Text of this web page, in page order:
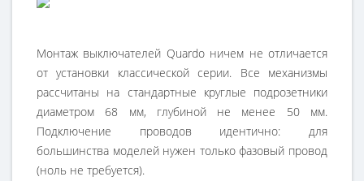
Монтаж выключателей Quardo ничем не отличается
от установки классической серии. Все механизмы
рассчитаны на стандартные круглые подрозетники
диаметром 68 мм, глубиной не менее 50 мм.
Подключение проводов идентично: для
большинства моделей нужен только фазовый провод
(ноль не требуется).